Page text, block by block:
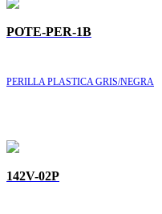
POTE-PER-1B
PERILLA PLASTICA GRIS/NEGRA
142V-02P